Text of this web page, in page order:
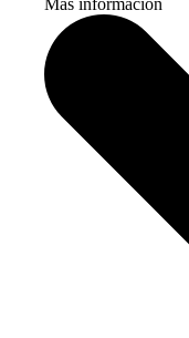
Más información